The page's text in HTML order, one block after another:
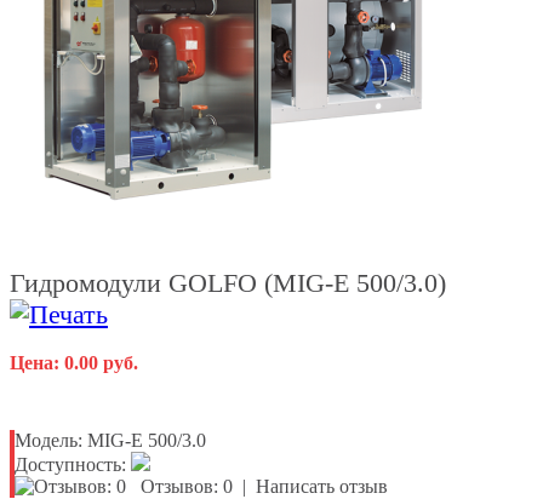
Гидромодули GOLFO (MIG-E 500/3.0)
Цена: 0.00 руб.
Модель: MIG-E 500/3.0
Доступность:
Отзывов: 0 | Написать отзыв